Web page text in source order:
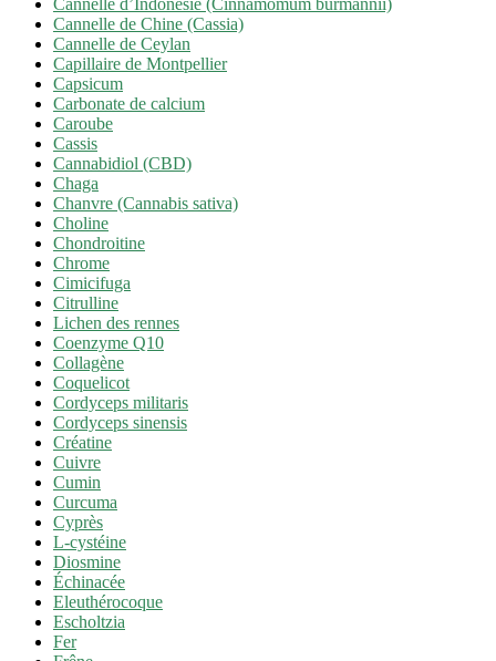
Cannelle d’Indonésie (Cinnamomum burmannii)
Cannelle de Chine (Cassia)
Cannelle de Ceylan
Capillaire de Montpellier
Capsicum
Carbonate de calcium
Caroube
Cassis
Cannabidiol (CBD)
Chaga
Chanvre (Cannabis sativa)
Choline
Chondroitine
Chrome
Cimicifuga
Citrulline
Lichen des rennes
Coenzyme Q10
Collagène
Coquelicot
Cordyceps militaris
Cordyceps sinensis
Créatine
Cuivre
Cumin
Curcuma
Cyprès
L-cystéine
Diosmine
Échinacée
Eleuthérocoque
Escholtzia
Fer